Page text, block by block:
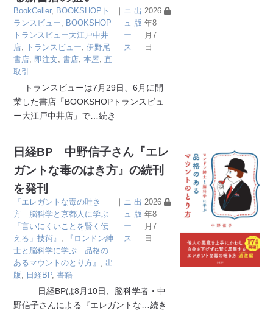
BookCeller, BOOKSHOPト
ランスビュー, BOOKSHOP
トランスビュー大江戸中井
店, トランスビュー,伊野尾
書店, 即注文,書店,本屋, 直
取引
｜ ニ
ュ
ー
ス
出
版
2026
年8
月7
日
トランスビューは7月29日、6月に開
業した書店「BOOKSHOPトランスビュ
ー大江戸中井店」で …続き
日経BP 中野信子さん『エレ
ガントな毒のはき方』の続刊
を発刊
『エレガントな毒の吐き
方 脳科学と京都人に学ぶ
「言いにくいことを賢く伝
える」技術』 ,
『ロンドン紳
士と脳科学に学ぶ 品格の
あるマウントのとり方』 , 出
版, 日経BP,書籍
｜ ニ
ュ
ー
ス
出
版
2026
年8
月7
日
日経BPは8月10日、脳科学者・中
野信子さんによる『エレガントな …続き